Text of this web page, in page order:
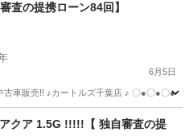
審査の提携ローン84回】
6月5日
古車販売!! ♪カートルズ千葉店 ♪ 〇●〇●〇
!!!!!【 独自審査の提